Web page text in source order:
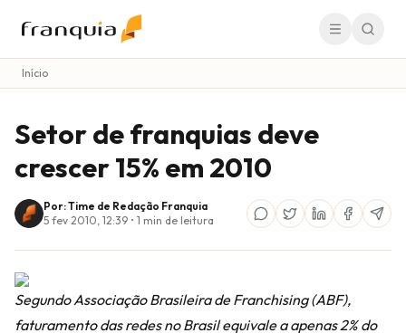
Início
Setor de franquias deve
crescer 15% em 2010
Por: Time de Redação Franquia
5 fev 2010, 12:39 • 1 min de leitura
Segundo Associação Brasileira de Franchising (ABF),
faturamento das redes no Brasil equivale a apenas 2% do